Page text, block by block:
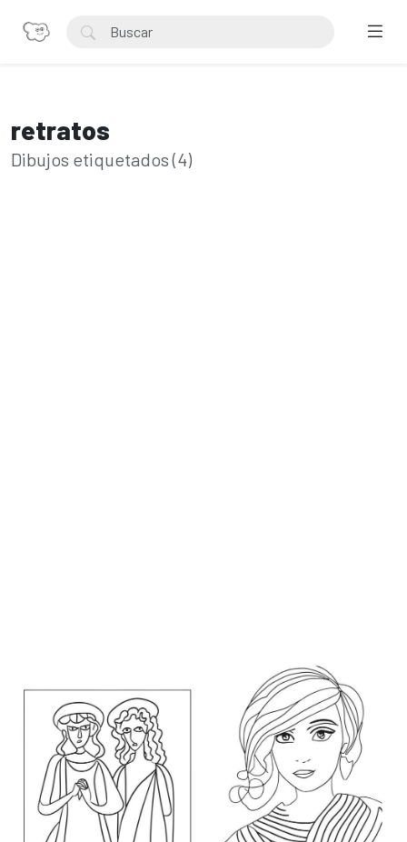
retratos
Dibujos etiquetados (4)